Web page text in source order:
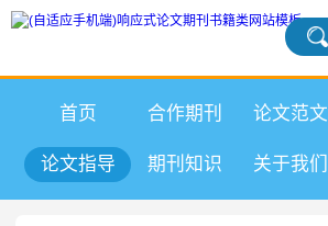
首页 合作期刊 论文范文
论文指导 期刊知识 关于我们